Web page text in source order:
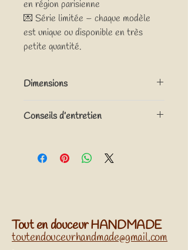
en région parisienne
💌 Série limitée – chaque modèle
est unique ou disponible en très
petite quantité.
Dimensions
Longueur totale avec mousqueton : 19 cm
Conseils d’entretien
linge.
Tout en douceur HANDMADE
toutendouceurhandmade@gmail.com